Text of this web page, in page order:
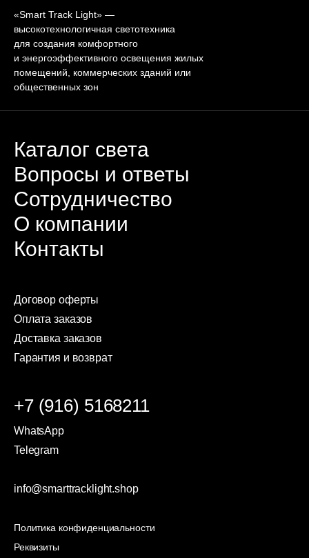
«Smart Track Light» —
высокотехнологичная светотехника
для создания комфортного
и энергоэффективного освещения жилых
помещений, коммерческих зданий или
общественных зон
Каталог света
Вопросы и ответы
Сотрудничество
О компании
Контакты
Договор оферты
Оплата заказов
Доставка заказов
Гарантия и возврат
+7 (916) 5168211
WhatsApp
Telegram
info@smarttracklight.shop
Политика конфиденциальности
Реквизиты